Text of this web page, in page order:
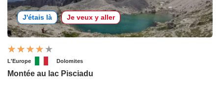
J'étais là Je veux y aller
L'Europe Dolomites
Montée au lac Pisciadu